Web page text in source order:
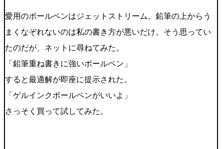
愛用のボールペンはジェットストリーム。鉛筆の上からう
まくなぞれないのは私の書き方が悪いだけ。そう思ってい
たのだが、ネットに尋ねてみた。
「鉛筆重ね書きに強いボールペン」
すると最適解が即座に提示された。
「ゲルインクボールペンがいいよ」
さっそく買って試してみた。